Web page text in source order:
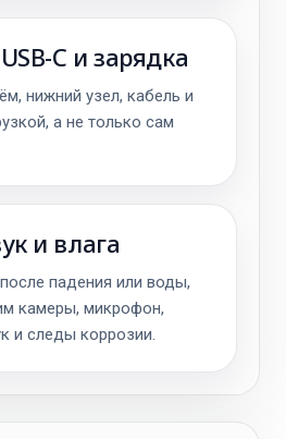
C и зарядка
нижний узел, кабель и
а не только сам
и влага
падения или воды,
камеры, микрофон,
и следы коррозии.